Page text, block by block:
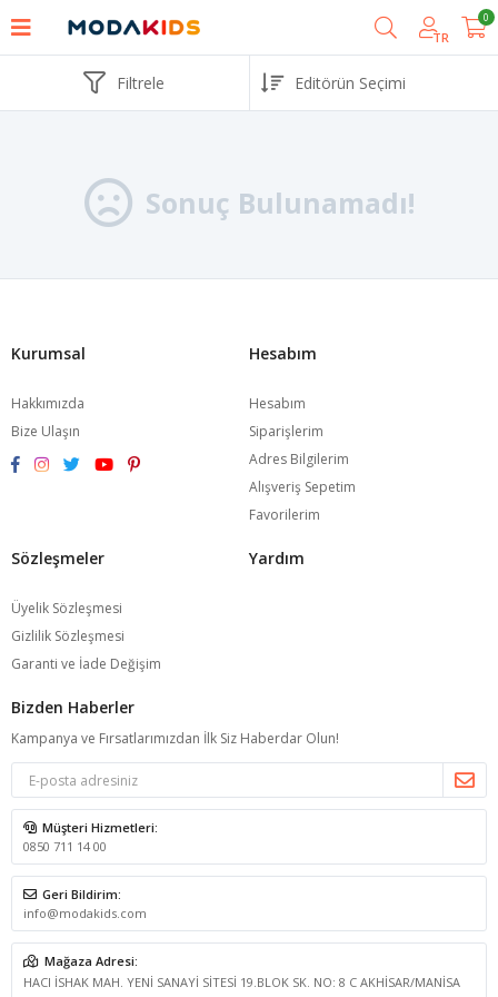
TR
0
Filtrele
Sonuç Bulunamadı!
Kurumsal
Hakkımızda
Bize Ulaşın
Hesabım
Hesabım
Siparişlerim
Adres Bilgilerim
Alışveriş Sepetim
Favorilerim
Sözleşmeler
Üyelik Sözleşmesi
Gizlilik Sözleşmesi
Garanti ve İade Değişim
Yardım
Bizden Haberler
Kampanya ve Fırsatlarımızdan İlk Siz Haberdar Olun!
Müşteri Hizmetleri:
0850 711 14 00
Geri Bildirim:
info@modakids.com
Mağaza Adresi:
HACI İSHAK MAH. YENİ SANAYİ SİTESİ 19.BLOK SK. NO: 8 C AKHİSAR/MANİSA